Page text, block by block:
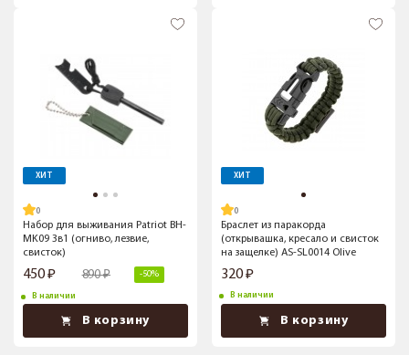
ХИТ
Набор для выживания Patriot BH-
MK09 3в1 (огниво, лезвие,
свисток)
450 890 -50%
В наличии
В корзину
ХИТ
Браслет из паракорда
(открывашка, кресало и свисток
на защелке) AS-SL0014 Olive
320
В наличии
В корзину